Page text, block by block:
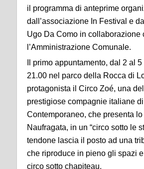
il programma di anteprime
dall’associazione In Festival e
Ugo Da Como in collaborazione
l’Amministrazione Comunale.
Il primo appuntamento, dal 2 al
21.00 nel parco della Rocca di
protagonista il Circo Zoé, una
prestigiose compagnie italiane
Contemporaneo, che presenta
Naufragata, in un “circo sotto le
tendone lascia il posto ad una
che riproduce in pieno gli spazi
circo sotto chapiteau.